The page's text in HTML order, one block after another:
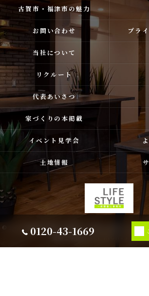
0120-43-1669
古賀市・福津市の魅力
お問い合わせ プラ
当社について
リクルート
代表あいさつ
家づくりの本掲載
イベント見学会
土地情報
© 2026 福岡県古賀市❘福津市❘宗像市❘新宮の注文住
建築士事務所 ALL RIGHTS